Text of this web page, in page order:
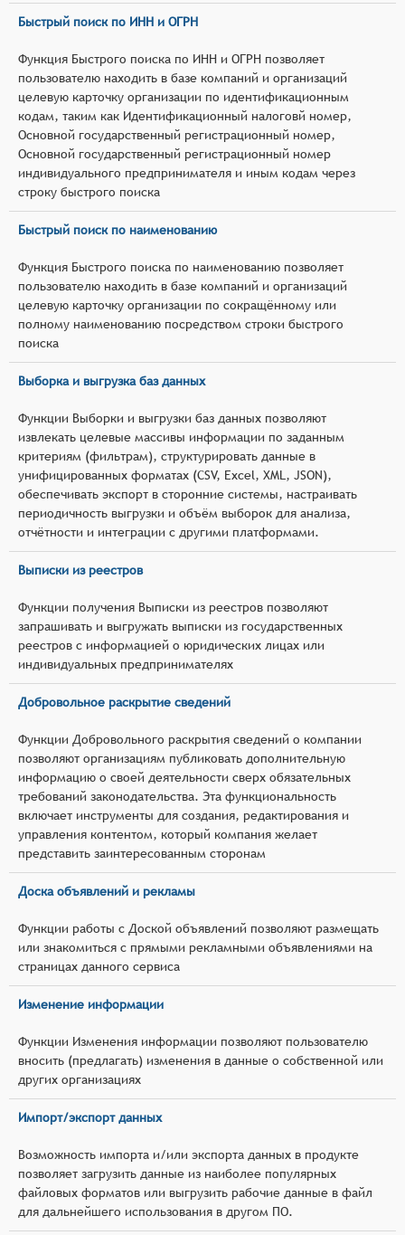
Быстрый поиск по ИНН и ОГРН
Функция Быстрого поиска по ИНН и ОГРН позволяет
пользователю находить в базе компаний и организаций
целевую карточку организации по идентификационным
кодам, таким как Идентификационный налоговй номер,
Основной государственный регистрационный номер,
Основной государственный регистрационный номер
индивидуального предпринимателя и иным кодам через
строку быстрого поиска
Быстрый поиск по наименованию
Функция Быстрого поиска по наименованию позволяет
пользователю находить в базе компаний и организаций
целевую карточку организации по сокращённому или
полному наименованию посредством строки быстрого
поиска
Выборка и выгрузка баз данных
Функции Выборки и выгрузки баз данных позволяют
извлекать целевые массивы информации по заданным
критериям (фильтрам), структурировать данные в
унифицированных форматах (CSV, Excel, XML, JSON),
обеспечивать экспорт в сторонние системы, настраивать
периодичность выгрузки и объём выборок для анализа,
отчётности и интеграции с другими платформами.
Выписки из реестров
Функции получения Выписки из реестров позволяют
запрашивать и выгружать выписки из государственных
реестров с информацией о юридических лицах или
индивидуальных предпринимателях
Добровольное раскрытие сведений
Функции Добровольного раскрытия сведений о компании
позволяют организациям публиковать дополнительную
информацию о своей деятельности сверх обязательных
требований законодательства. Эта функциональность
включает инструменты для создания, редактирования и
управления контентом, который компания желает
представить заинтересованным сторонам
Доска объявлений и рекламы
Функции работы с Доской объявлений позволяют размещать
или знакомиться с прямыми рекламными объявлениями на
страницах данного сервиса
Изменение информации
Функции Изменения информации позволяют пользователю
вносить (предлагать) изменения в данные о собственной или
других организациях
Импорт/экспорт данных
Возможность импорта и/или экспорта данных в продукте
позволяет загрузить данные из наиболее популярных
файловых форматов или выгрузить рабочие данные в файл
для дальнейшего использования в другом ПО.